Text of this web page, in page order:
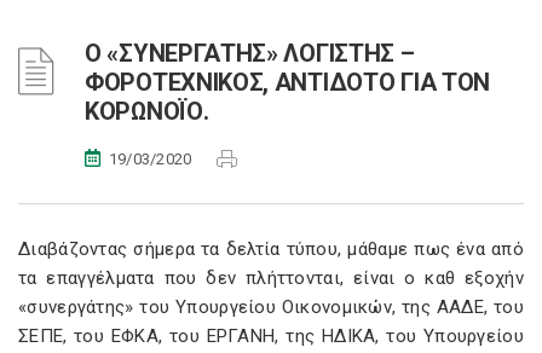
Ο «ΣΥΝΕΡΓΑΤΗΣ» ΛΟΓΙΣΤΗΣ –
ΦΟΡΟΤΕΧΝΙΚΟΣ, ΑΝΤΙΔΟΤΟ ΓΙΑ ΤΟΝ
ΚΟΡΩΝΟΪΟ.
19/03/2020
Διαβάζοντας σήμερα τα δελτία τύπου, μάθαμε πως ένα από
τα επαγγέλματα που δεν πλήττονται, είναι ο καθ εξοχήν
«συνεργάτης» του Υπουργείου Οικονομικών, της ΑΑΔΕ, του
ΣΕΠΕ, του ΕΦΚΑ, του ΕΡΓΑΝΗ, της ΗΔΙΚΑ, του Υπουργείου